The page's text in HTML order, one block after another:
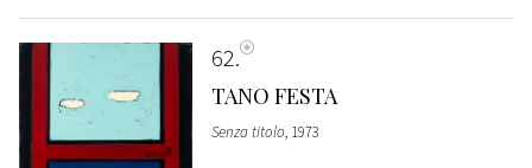
62
TANO FESTA
Senza titolo, 1973